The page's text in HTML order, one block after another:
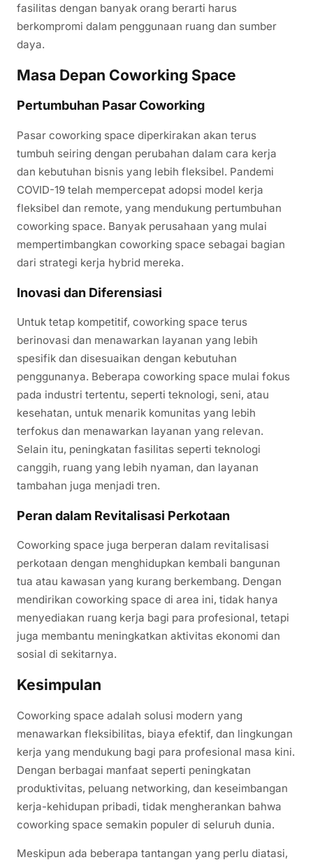
fasilitas dengan banyak orang berarti harus
berkompromi dalam penggunaan ruang dan sumber
daya.
Masa Depan Coworking Space
Pertumbuhan Pasar Coworking
Pasar coworking space diperkirakan akan terus
tumbuh seiring dengan perubahan dalam cara kerja
dan kebutuhan bisnis yang lebih fleksibel. Pandemi
COVID-19 telah mempercepat adopsi model kerja
fleksibel dan remote, yang mendukung pertumbuhan
coworking space. Banyak perusahaan yang mulai
mempertimbangkan coworking space sebagai bagian
dari strategi kerja hybrid mereka.
Inovasi dan Diferensiasi
Untuk tetap kompetitif, coworking space terus
berinovasi dan menawarkan layanan yang lebih
spesifik dan disesuaikan dengan kebutuhan
penggunanya. Beberapa coworking space mulai fokus
pada industri tertentu, seperti teknologi, seni, atau
kesehatan, untuk menarik komunitas yang lebih
terfokus dan menawarkan layanan yang relevan.
Selain itu, peningkatan fasilitas seperti teknologi
canggih, ruang yang lebih nyaman, dan layanan
tambahan juga menjadi tren.
Peran dalam Revitalisasi Perkotaan
Coworking space juga berperan dalam revitalisasi
perkotaan dengan menghidupkan kembali bangunan
tua atau kawasan yang kurang berkembang. Dengan
mendirikan coworking space di area ini, tidak hanya
menyediakan ruang kerja bagi para profesional, tetapi
juga membantu meningkatkan aktivitas ekonomi dan
sosial di sekitarnya.
Kesimpulan
Coworking space adalah solusi modern yang
menawarkan fleksibilitas, biaya efektif, dan lingkungan
kerja yang mendukung bagi para profesional masa kini.
Dengan berbagai manfaat seperti peningkatan
produktivitas, peluang networking, dan keseimbangan
kerja-kehidupan pribadi, tidak mengherankan bahwa
coworking space semakin populer di seluruh dunia.
Meskipun ada beberapa tantangan yang perlu diatasi,